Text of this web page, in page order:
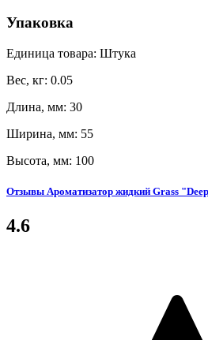
Упаковка
Единица товара: Штука
Вес, кг: 0.05
Длина, мм: 30
Ширина, мм: 55
Высота, мм: 100
Отзывы Ароматизатор жидкий Grass
4.6